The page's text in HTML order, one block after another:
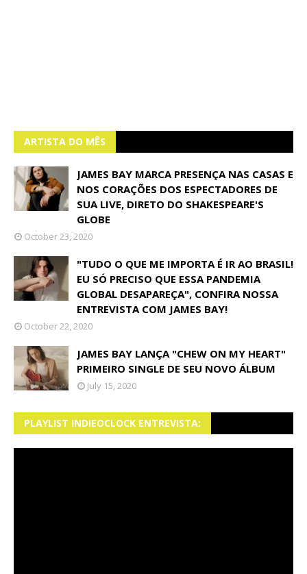
ARTISTA DO MÊS
JAMES BAY MARCA PRESENÇA NAS CASAS E
NOS CORAÇÕES DOS ESPECTADORES DE
SUA LIVE, DIRETO DO SHAKESPEARE'S
GLOBE
October 23, 2020
"TUDO O QUE ME IMPORTA É IR AO BRASIL!
EU SÓ PRECISO QUE ESSA PANDEMIA
GLOBAL DESAPAREÇA", CONFIRA NOSSA
ENTREVISTA COM JAMES BAY!
October 22, 2020
JAMES BAY LANÇA "CHEW ON MY HEART"
PRIMEIRO SINGLE DE SEU NOVO ÁLBUM
July 15, 2020
PLAYLIST INDIEOCLOCK ENTREVISTA: